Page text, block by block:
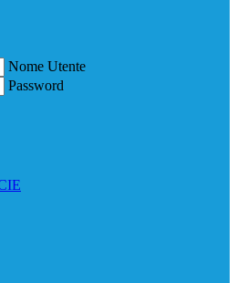
Nome Utente
Password